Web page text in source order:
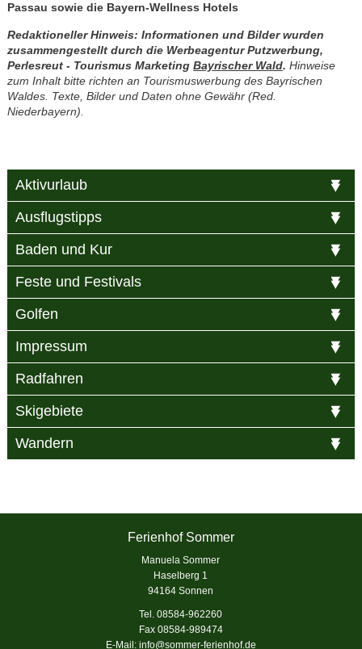
Passau sowie die Bayern-Wellness Hotels
Redaktioneller Hinweis: Informationen und Bilder wurden
zusammengestellt durch die Werbeagentur Putzwerbung,
Perlesreut - Tourismus Marketing Bayrischer Wald. Hinweise
zum Inhalt bitte richten an Tourismuswerbung des Bayrischen
Waldes. Texte, Bilder und Daten ohne Gewähr (Red.
Niederbayern).
Aktivurlaub
Ausflugstipps
Baden und Kur
Feste und Festivals
Golfen
Impressum
Radfahren
Skigebiete
Wandern
Ferienhof Sommer
Manuela Sommer
Haselberg 1
94164 Sonnen
Tel. 08584-962260
Fax 08584-989474
E-Mail: info@sommer-ferienhof.de